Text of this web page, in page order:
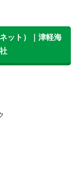
ット）｜津軽海